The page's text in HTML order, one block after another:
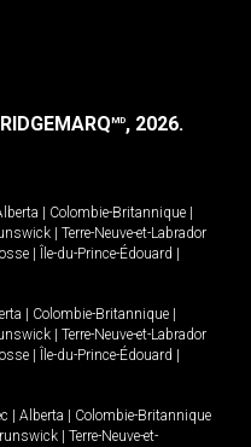
MD, 2026.
Colombie-Britannique
Terre-Neuve-et-Labrador
Île-du-Prince-Édouard
Colombie-Britannique
Terre-Neuve-et-Labrador
Île-du-Prince-Édouard
Alberta
Colombie-Britannique
Terre-Neuve-et-